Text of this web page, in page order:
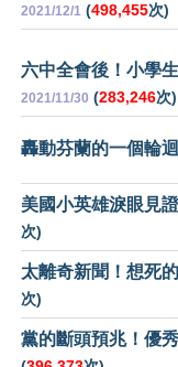
2021/12/1 (498,455次)
六中全會後！小學
2021/11/30 (283,246次)
轟動芬蘭的一個輪
美國小英雄淚眼見
次)
太離奇新聞！想死
次)
黨的斷頭預兆！優